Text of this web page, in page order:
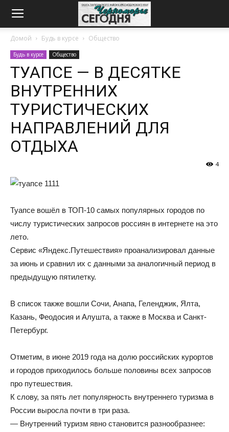
Домой Будь в курсе Общество
Будь в курсе Общество
ТУАПСЕ — В ДЕСЯТКЕ
ВНУТРЕННИХ
ТУРИСТИЧЕСКИХ
НАПРАВЛЕНИЙ ДЛЯ
ОТДЫХА
4
Туапсе вошёл в ТОП-10 самых популярных городов по
числу туристических запросов россиян в интернете на это
лето.
Сервис «Яндекс.Путешествия» проанализировал данные
за июнь и сравнил их с данными за аналогичный период в
предыдущую пятилетку.
В список также вошли Сочи, Анапа, Геленджик, Ялта,
Казань, Феодосия и Алушта, а также в Москва и Санкт-
Петербург.
Отметим, в июне 2019 года на долю российских курортов
и городов приходилось больше половины всех запросов
про путешествия.
К слову, за пять лет популярность внутреннего туризма в
России выросла почти в три раза.
— Внутренний туризм явно становится разнообразнее: